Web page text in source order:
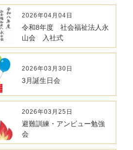
2026年04月04日
令和8年度 社会福祉法人永
山会 入社式
2026年03月30日
3月誕生日会
2026年03月25日
避難訓練・アンビュー勉強
会